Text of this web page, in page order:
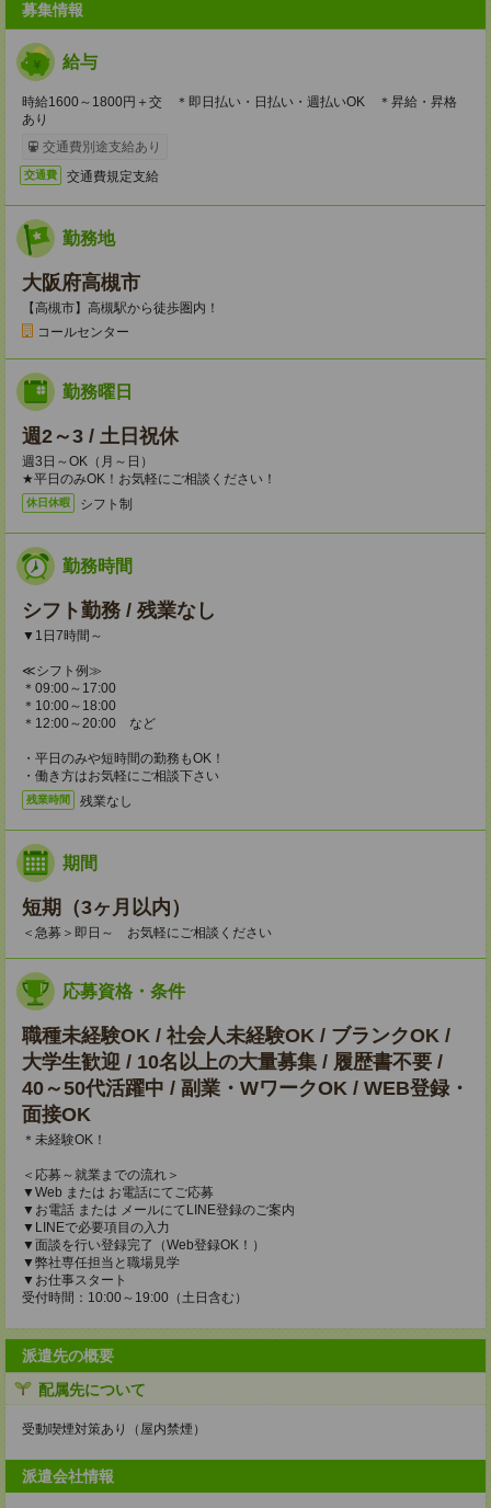
募集情報
給与
時給1600～1800円＋交 ＊即日払い・日払い・週払いOK ＊昇給・昇格
あり
交通費別途支給あり
交通費 交通費規定支給
勤務地
大阪府高槻市
【高槻市】高槻駅から徒歩圏内！
コールセンター
勤務曜日
週2～3 / 土日祝休
週3日～OK（月～日）
★平日のみOK！お気軽にご相談ください！
休日休暇 シフト制
勤務時間
シフト勤務 / 残業なし
▼1日7時間～
≪シフト例≫
＊09:00～17:00
＊10:00～18:00
＊12:00～20:00 など
・平日のみや短時間の勤務もOK！
・働き方はお気軽にご相談下さい
残業時間 残業なし
期間
短期（3ヶ月以内）
＜急募＞即日～ お気軽にご相談ください
応募資格・条件
職種未経験OK / 社会人未経験OK / ブランクOK /
大学生歓迎 / 10名以上の大量募集 / 履歴書不要 /
40～50代活躍中 / 副業・WワークOK / WEB登録・
面接OK
＊未経験OK！
＜応募～就業までの流れ＞
▼Web または お電話にてご応募
▼お電話 または メールにてLINE登録のご案内
▼LINEで必要項目の入力
▼面談を行い登録完了（Web登録OK！）
▼弊社専任担当と職場見学
▼お仕事スタート
受付時間：10:00～19:00（土日含む）
派遣先の概要
配属先について
受動喫煙対策あり（屋内禁煙）
派遣会社情報